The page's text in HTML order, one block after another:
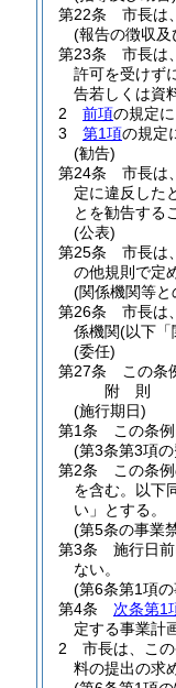
第22条
市長は
(報告の徴収及
第23条
市長は
許可を受けず
告若しくは資
2
前項の規定
3
第1項の規定
(勧告)
第24条
市長は、
定に違反した
とを勧告する
(公表)
第25条
市長は、
の他規則で定
(関係機関等と
第26条
市長は、
係機関(以下「
(委任)
第27条
この条
附 則
(施行期日)
第1条
この条
(第3条第3項
第2条
この条
を含む。以下
い」とする。
(第5条の事業
第3条
施行日
ない。
(第6条第1項
第4条
次条第1
定する事業計
2
市長は、こ
料の提出の求